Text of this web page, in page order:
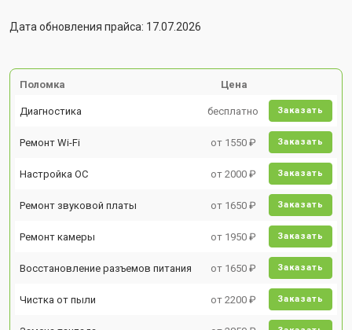
Дата обновления прайса: 17.07.2026
Поломка Цена
Диагностика бесплатно Заказать
Ремонт Wi-Fi от 1550 ₽ Заказать
Настройка ОС от 2000 ₽ Заказать
Ремонт звуковой платы от 1650 ₽ Заказать
Ремонт камеры от 1950 ₽ Заказать
Восстановление разъемов питания от 1650 ₽ Заказать
Чистка от пыли от 2200 ₽ Заказать